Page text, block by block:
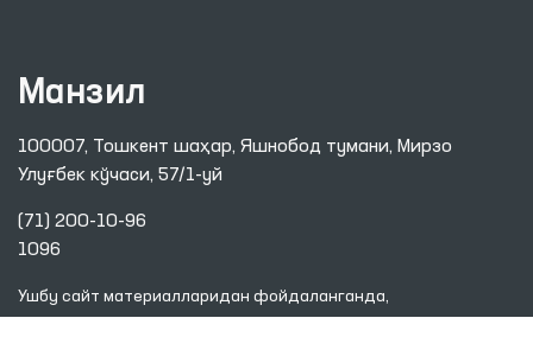
Манзил
100007, Тошкент шаҳар, Яшнобод тумани, Мирзо
Улуғбек кўчаси, 57/1-уй
(71) 200-10-96
1096
Ушбу сайт материалларидан фойдаланганда,